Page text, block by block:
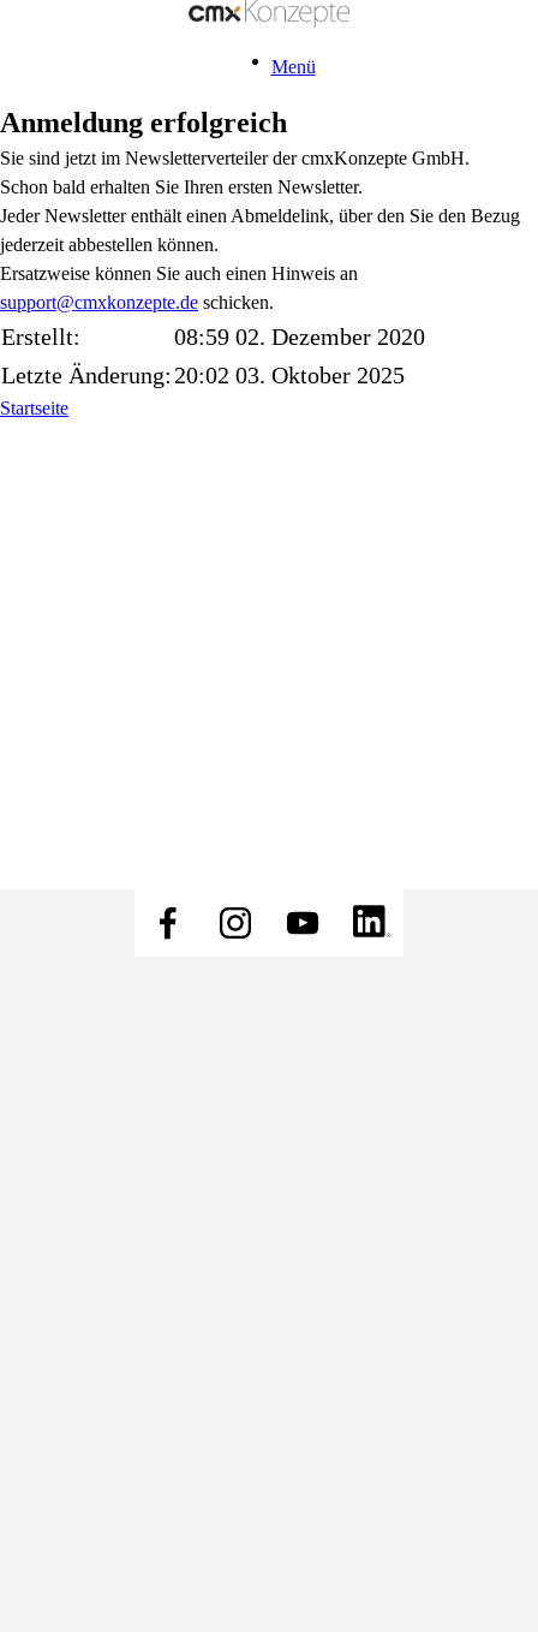
Menü
Anmeldung erfolgreich
Sie sind jetzt im Newsletterverteiler der cmxKonzepte GmbH.
Schon bald erhalten Sie Ihren ersten Newsletter.
Jeder Newsletter enthält einen Abmeldelink, über den Sie den Bezug
jederzeit abbestellen können.
Ersatzweise können Sie auch einen Hinweis an
support@cmxkonzepte.de schicken.
Erstellt:
08:59 02. Dezember 2020
Letzte Änderung: 20:02 03. Oktober 2025
Startseite